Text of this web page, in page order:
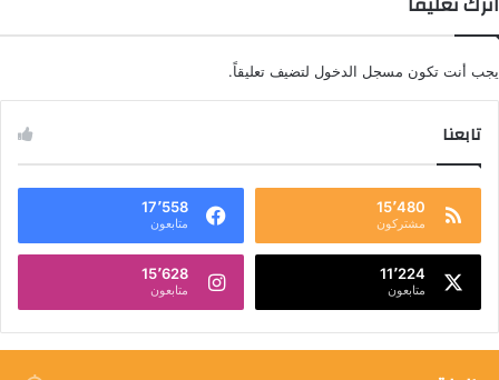
يجب أنت تكون مسجل الدخول لتضيف تعليقاً.
تابعنا
15٬480
مشتركون
17٬558
متابعون
11٬224
متابعون
15٬628
متابعون